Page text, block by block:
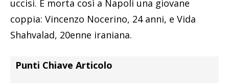
uccisi. È morta così a Napoli una giovane
coppia: Vincenzo Nocerino, 24 anni, e Vida
Shahvalad, 20enne iraniana.
Punti Chiave Articolo